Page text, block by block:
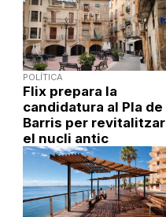
POLÍTICA
Flix prepara la
candidatura al Pla de
Barris per revitalitzar
el nucli antic